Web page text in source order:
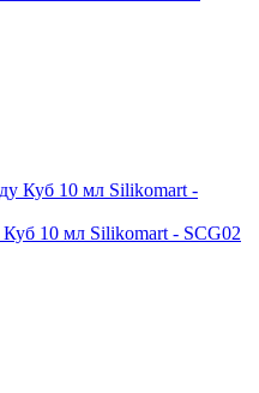
10 мл Silikomart - SCG02